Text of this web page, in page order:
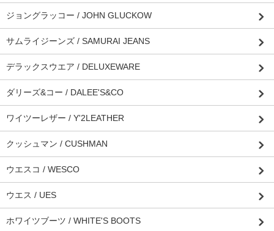
ジョングラッコー / JOHN GLUCKOW
サムライジーンズ / SAMURAI JEANS
デラックスウエア / DELUXEWARE
ダリーズ&コー / DALEE'S&CO
ワイツーレザー / Y'2LEATHER
クッシュマン / CUSHMAN
ウエスコ / WESCO
ウエス / UES
ホワイツブーツ / WHITE'S BOOTS